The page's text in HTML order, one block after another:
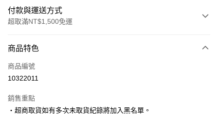
付款與運送方式
超取滿NT$1,500免運
信用卡一次付款
超商取貨付款
Apple Pay
商品特色
商品編號
10322011
銷售重點
‧超商取貨如有多次未取貨紀錄將加入黑名單。